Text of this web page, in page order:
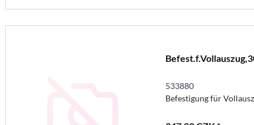
533880
Befestigung für